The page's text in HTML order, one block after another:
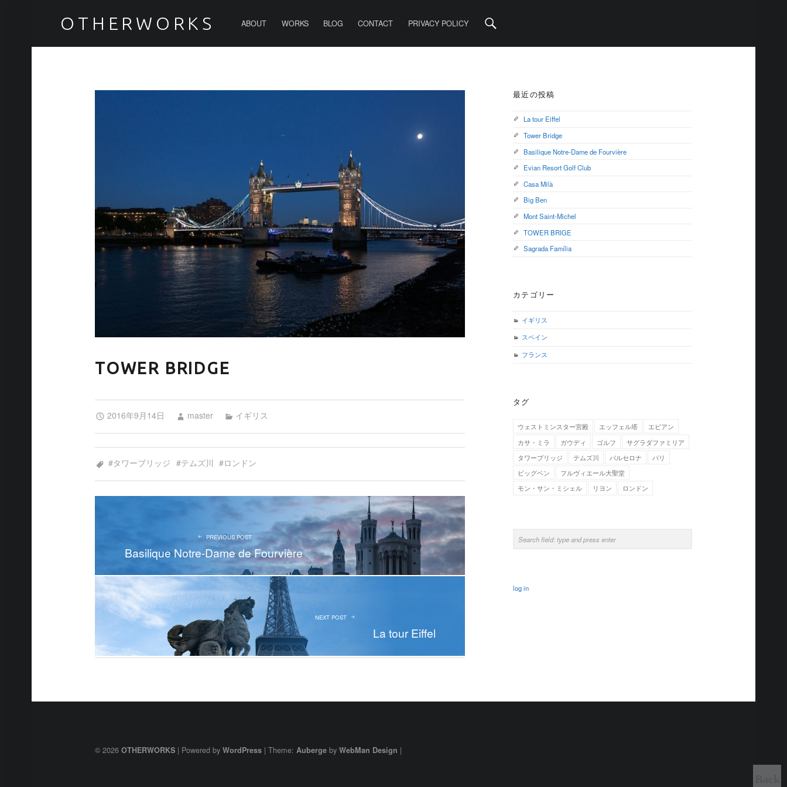
TOWER BRIDGE – OTHERWORKS
OTHERWORKS ABOUT WORKS BLOG CONTACT PRIVACY POLICY
TOWER BRIDGE
2016年9月14日 master イギリス
Tagged as:
タワーブリッジ テムズ川 ロンドン
投稿ナビゲーション
PREVIOUS POST
Basilique Notre-Dame de Fourvière
NEXT POST
La tour Eiffel
SIDEBAR
最近の投稿
La tour Eiffel
Tower Bridge
Basilique Notre-Dame de Fourvière
Evian Resort Golf Club
Casa Milà
Big Ben
Mont Saint-Michel
TOWER BRIGE
Sagrada Família
カテゴリー
イギリス
スペイン
フランス
タグ
ウェストミンスター宮殿 エッフェル塔
エビアン
カサ・ミラ
ガウディ ゴルフ
サグラダファミリア
タワーブリッジ
テムズ川 バルセロナ
パリ
ビッグベン
フルヴィエール大聖堂
モン・サン・ミシェル
リヨン ロンドン
log in
© 2026 OTHERWORKS | Powered by WordPress | Theme: Auberge by WebMan Design |